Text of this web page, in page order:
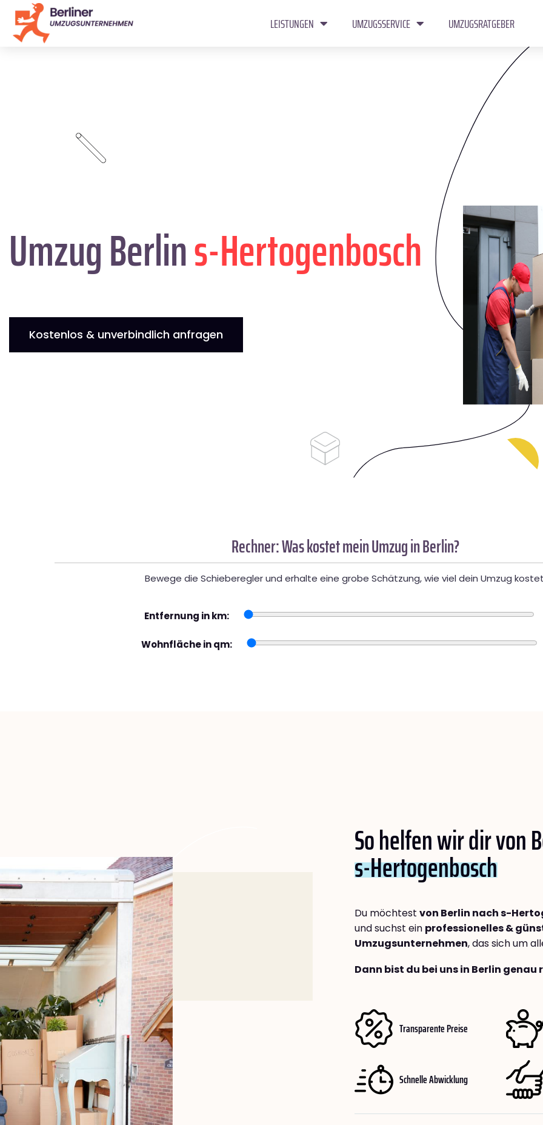
LEISTUNGEN UMZUGSSERVICE UMZUGSRATGEBER
Umzug Berlins-Hertogenbosch
Kostenlos & unverbindlich anfragen
Rechner: Was kostet mein Umzug in Berlin?
Bewege die Schieberegler und erhalte eine grobe Schätzung, wie viel dein Umzug
Entfernung in km:
Wohnfläche in qm:
So helfen wir dir von
s-Hertogenbosch
Du möchtest von Berlin nach s-
und suchst ein professionelles &
Umzugsunternehmen, das sich um
Dann bist du bei uns in Berlin
Transparente Preise
Schnelle Abwicklung